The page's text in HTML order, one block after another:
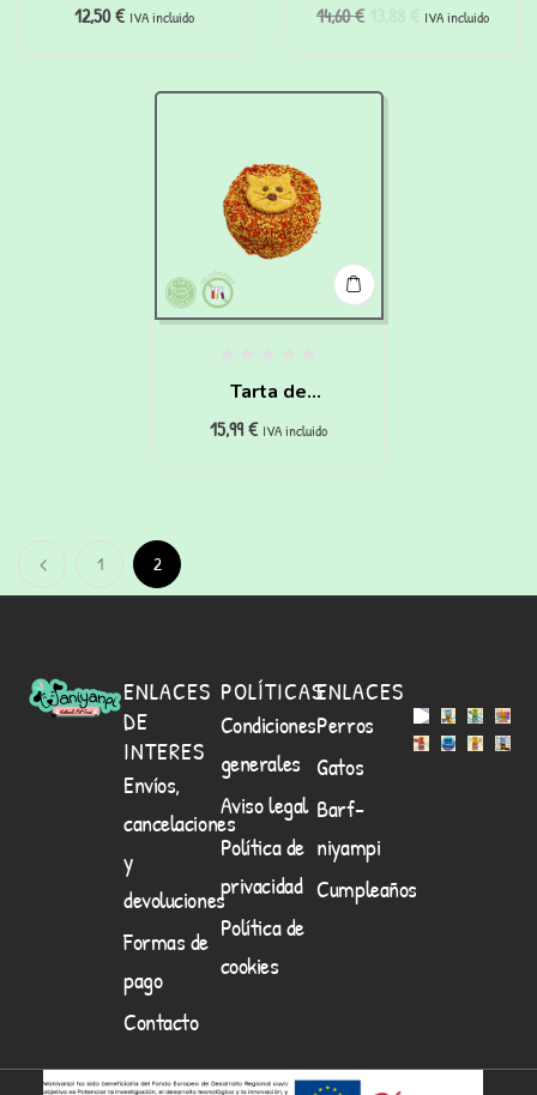
instantánea para
12,50€ IVA incluido 14,60€ IVA incluido
Tarta de
Cumpleaños para
15,99€ IVA incluido
1 2
ENLACES
DE
INTERES
Envíos,
cancelaciones
y
devoluciones
Formas de
pago
Contacto
POLÍTICAS
Condiciones
generales
Aviso legal
Política de
privacidad
Política de
cookies
ENLACES
Perros
Gatos
Barf-
niyampi
Cumpleaños